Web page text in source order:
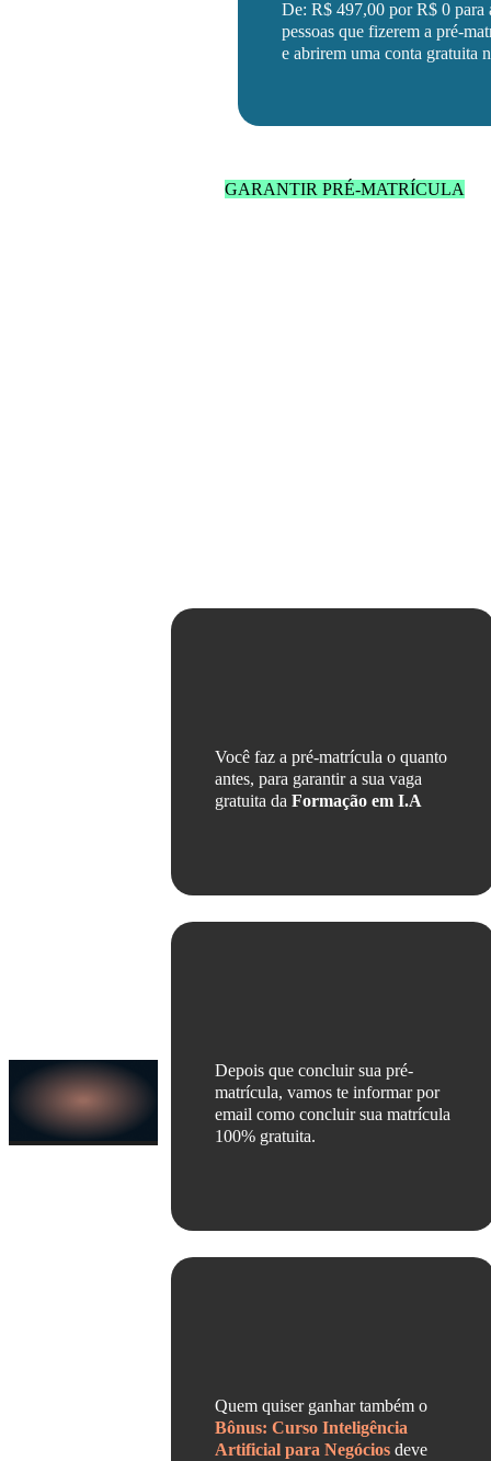
De: R$ 497,00 por R$ 0 para
pessoas que fizerem a pré-
e abrirem uma conta gratuita
GARANTIR PRÉ-MATRÍCULA
Você faz a pré-matrícula o quanto
antes, para garantir a sua vaga
gratuita daFormação em I.A
Depois que concluir sua pré-
matrícula, vamos te informar por
email como concluir sua matrícula
100% gratuita.
Quem quiser ganhar também o
Bônus: Curso Inteligência
Artificial para Negócios deve